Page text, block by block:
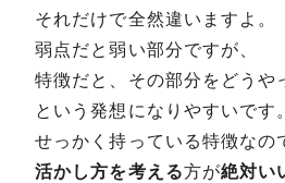
それだけで全然違いますよ。
弱点だと弱い部分ですが、
特徴だと、その部分をどうや
という発想になりやすいです。
せっかく持っている特徴なの
活かし方を考える方が絶対い